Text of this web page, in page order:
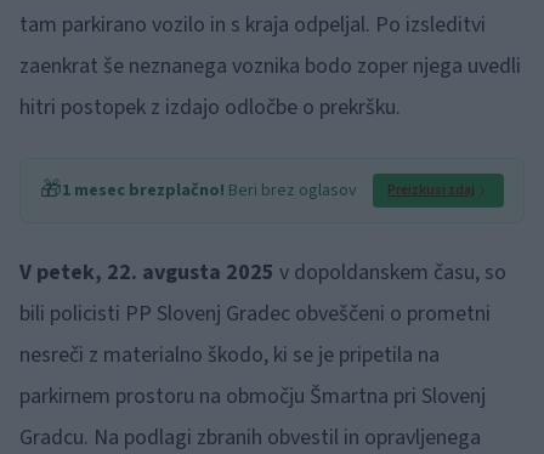
tam parkirano vozilo in s kraja odpeljal. Po izsleditvi
zaenkrat še neznanega voznika bodo zoper njega uvedli
hitri postopek z izdajo odločbe o prekršku.
🎁1 mesec brezplačno! Beri brez oglasov Preizkusi zdaj
V petek, 22. avgusta 2025 v dopoldanskem času, so
bili policisti PP Slovenj Gradec obveščeni o prometni
nesreči z materialno škodo, ki se je pripetila na
parkirnem prostoru na območju Šmartna pri Slovenj
Gradcu. Na podlagi zbranih obvestil in opravljenega